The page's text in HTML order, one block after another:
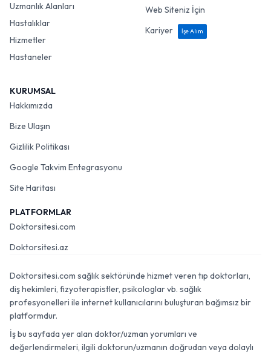
Uzmanlık Alanları
Hastalıklar
Hizmetler
Hastaneler
Web Siteniz İçin
Kariyer
İşe Alım
KURUMSAL
Hakkımızda
Bize Ulaşın
Gizlilik Politikası
Google Takvim Entegrasyonu
Site Haritası
PLATFORMLAR
Doktorsitesi.com
Doktorsitesi.az
Doktorsitesi.com sağlık sektöründe hizmet veren tıp doktorları,
diş hekimleri, fizyoterapistler, psikologlar vb. sağlık
profesyonelleri ile internet kullanıcılarını buluşturan bağımsız bir
platformdur.
İş bu sayfada yer alan doktor/uzman yorumları ve
değerlendirmeleri, ilgili doktorun/uzmanın doğrudan veya dolaylı